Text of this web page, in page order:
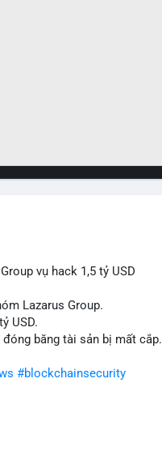
vụ hack 1,5 tỷ USD
Lazarus Group.
USD.
băng tài sản bị mất cắp.
#blockchainsecurity